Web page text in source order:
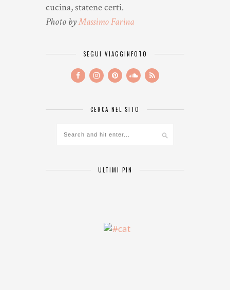
cucina, statene certi.
Photo byMassimo Farina
SEGUI VIAGGINFOTO
CERCA NEL SITO
ULTIMI PIN